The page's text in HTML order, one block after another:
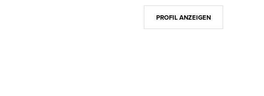
PROFIL ANZEIGEN